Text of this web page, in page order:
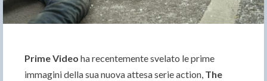
Prime Video ha recentemente svelato le prime
immagini della sua nuova attesa serie action, The